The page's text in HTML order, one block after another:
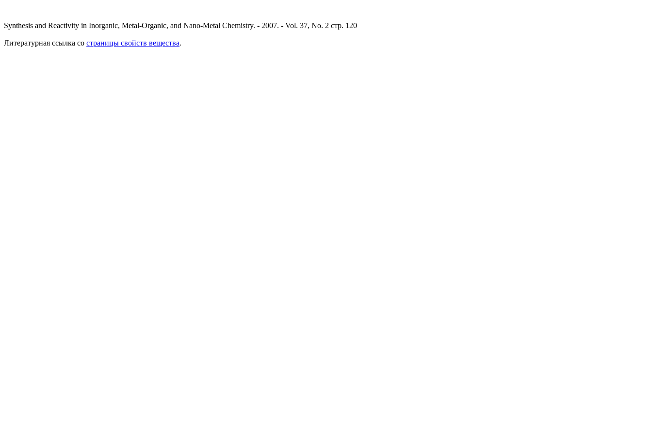
Synthesis and Reactivity in Inorganic, Metal-Organic, and Nano-Metal Chemistry. - 2007. - Vol. 37, No. 2 стр. 120
Литературная ссылка со страницы свойств вещества.